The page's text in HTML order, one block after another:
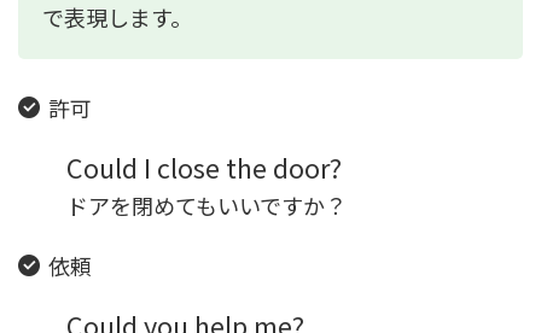
で表現します。
許可
Could I close the door?
ドアを閉めてもいいですか？
依頼